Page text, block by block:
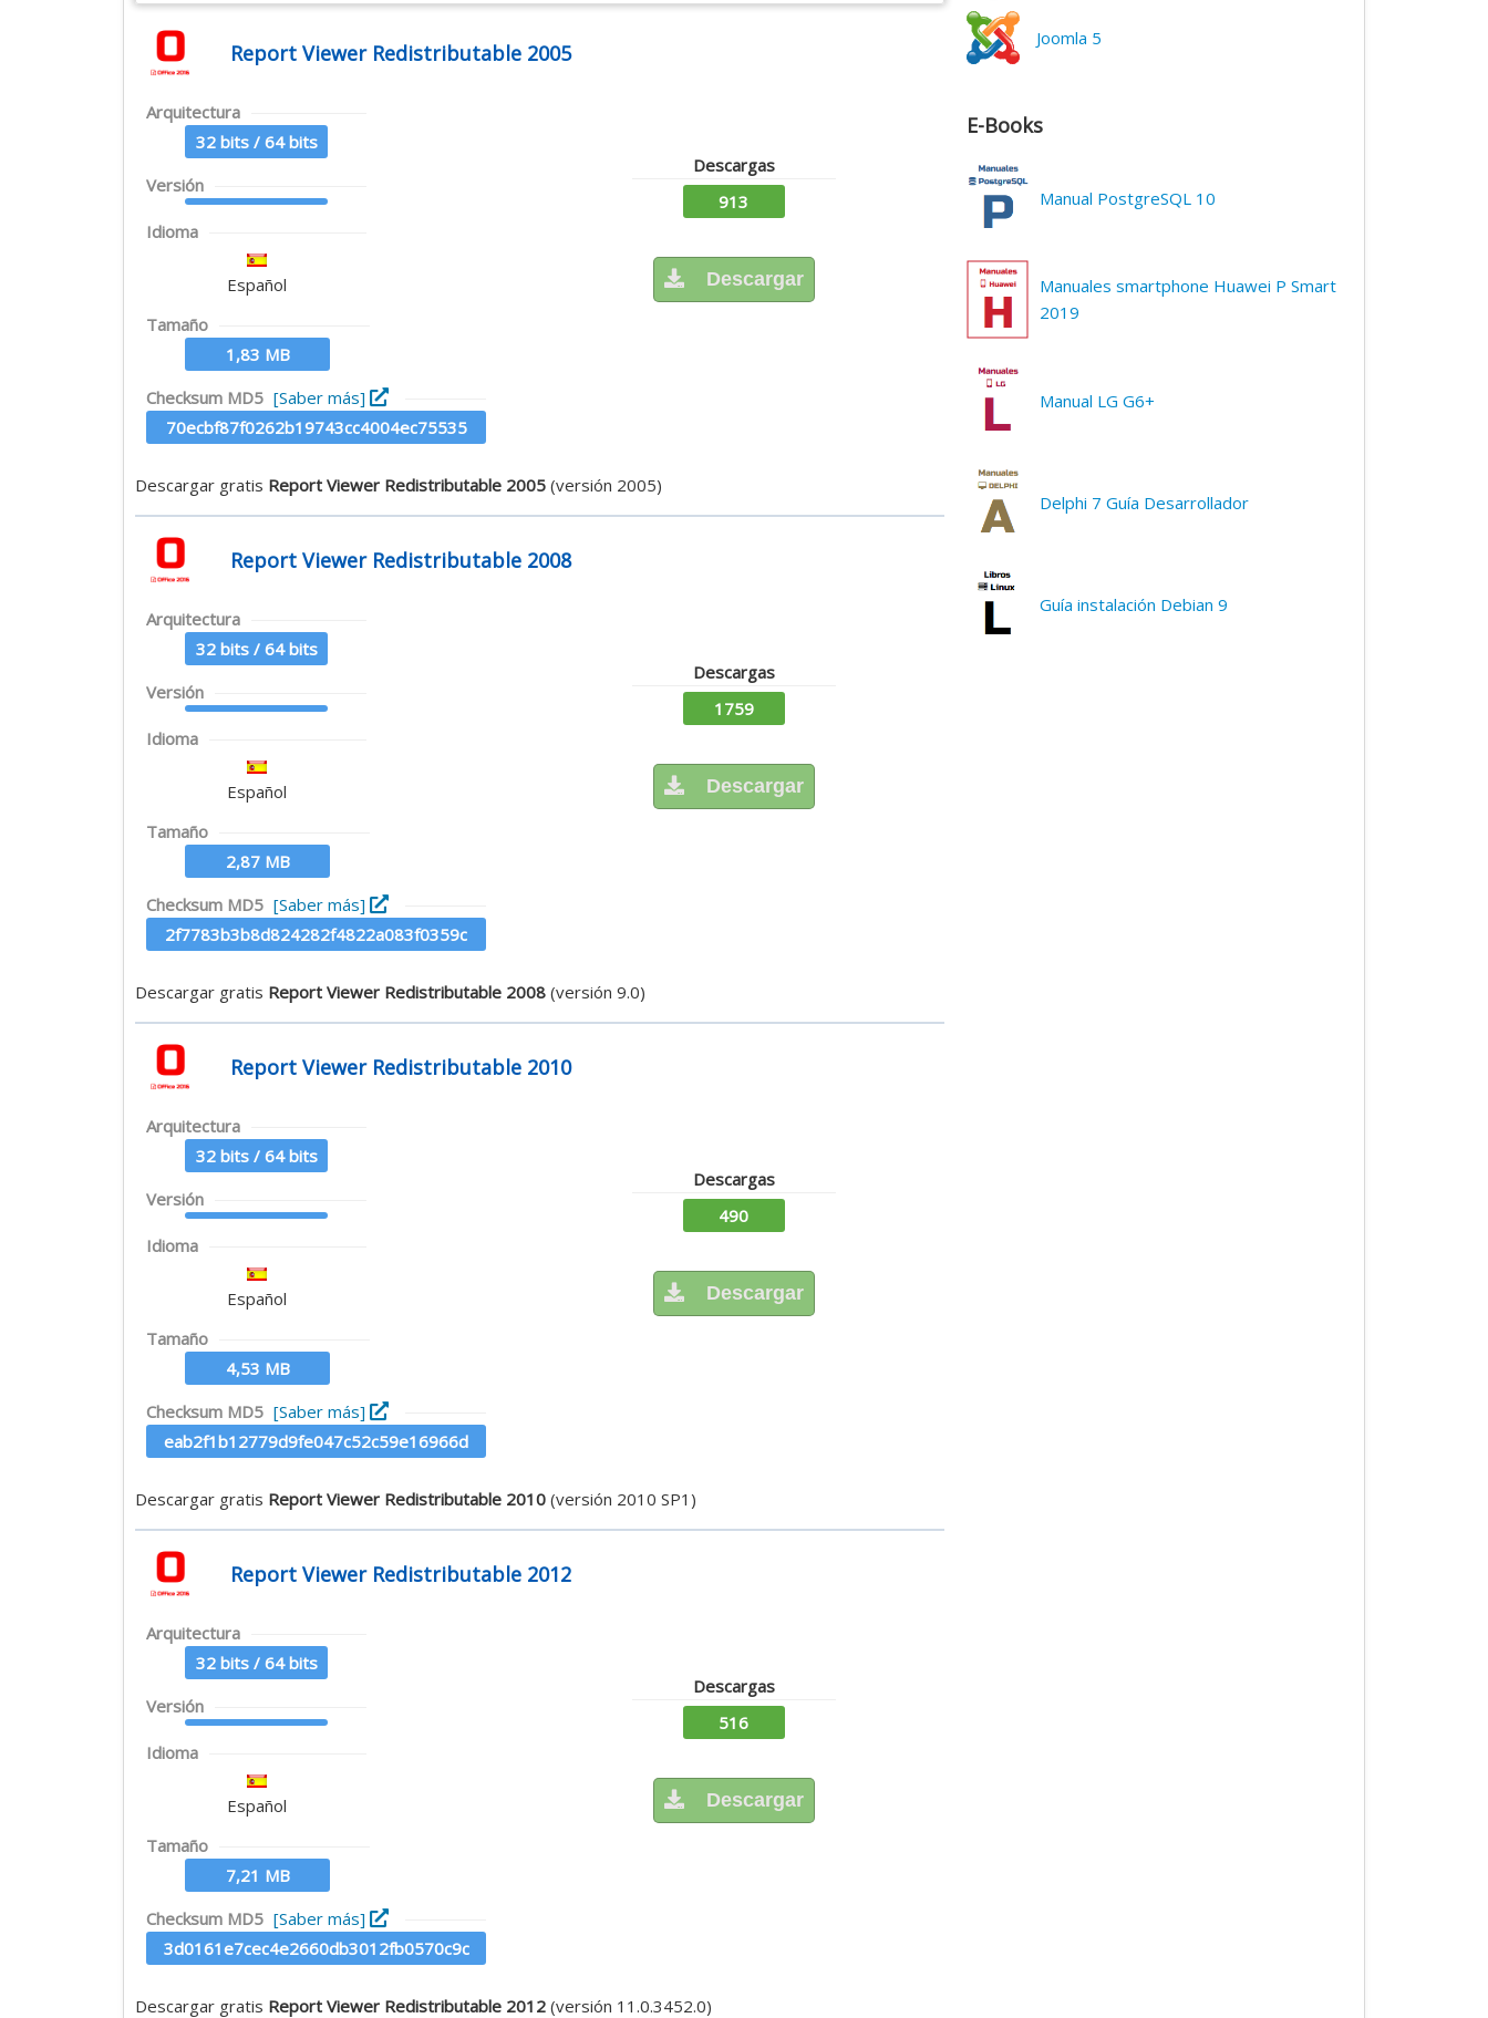
Report Viewer Redistributable 2005
Arquitectura
32 bits / 64 bits
Versión
Idioma
Español
Tamaño
1,83 MB
Checksum MD5 [Saber más]
70ecbf87f0262b19743cc4004ec75535
Descargas
913
Descargar
Descargar gratis Report Viewer Redistributable 2005 (versión 2005)
Report Viewer Redistributable 2008
Arquitectura
32 bits / 64 bits
Versión
Idioma
Español
Tamaño
2,87 MB
Checksum MD5 [Saber más]
2f7783b3b8d824282f4822a083f0359c
Descargas
1759
Descargar
Descargar gratis Report Viewer Redistributable 2008 (versión 9.0)
Report Viewer Redistributable 2010
Arquitectura
32 bits / 64 bits
Versión
Idioma
Español
Tamaño
4,53 MB
Checksum MD5 [Saber más]
eab2f1b12779d9fe047c52c59e16966d
Descargas
490
Descargar
Descargar gratis Report Viewer Redistributable 2010 (versión 2010 SP1)
Report Viewer Redistributable 2012
Arquitectura
32 bits / 64 bits
Versión
Idioma
Español
Tamaño
7,21 MB
Checksum MD5 [Saber más]
3d0161e7cec4e2660db3012fb0570c9c
Descargas
516
Descargar
Descargar gratis Report Viewer Redistributable 2012 (versión 11.0.3452.0)
Joomla 5
E-Books
Manual PostgreSQL 10
Manuales smartphone Huawei P Smart
2019
Manual LG G6+
Delphi 7 Guía Desarrollador
Guía instalación Debian 9